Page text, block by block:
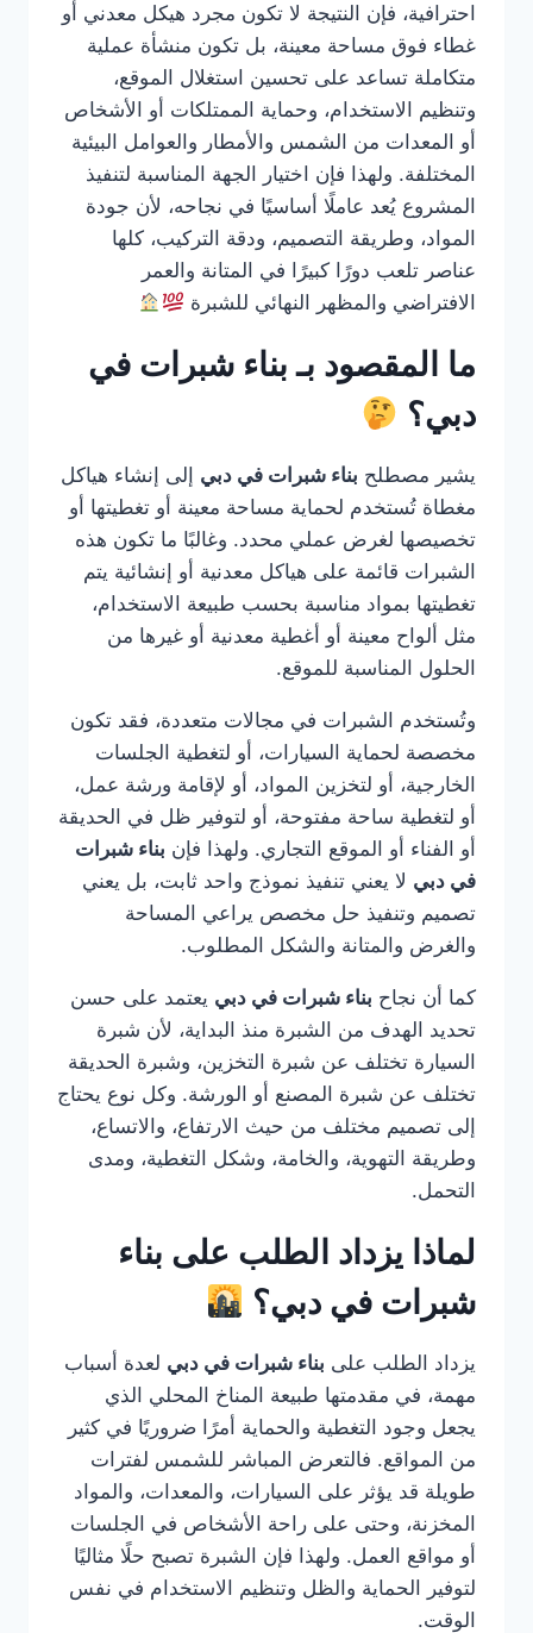
احترافية، فإن النتيجة لا تكون مجرد هيكل معدني أو
غطاء فوق مساحة معينة، بل تكون منشأة عملية
متكاملة تساعد على تحسين استغلال الموقع،
وتنظيم الاستخدام، وحماية الممتلكات أو الأشخاص
أو المعدات من الشمس والأمطار والعوامل البيئية
المختلفة. ولهذا فإن اختيار الجهة المناسبة لتنفيذ
المشروع يُعد عاملًا أساسيًا في نجاحه، لأن جودة
المواد، وطريقة التصميم، ودقة التركيب، كلها
عناصر تلعب دورًا كبيرًا في المتانة والعمر
الافتراضي والمظهر النهائي للشبرة
ما المقصود بـ بناء شبرات في
دبي؟
يشير مصطلح بناء شبرات في دبي إلى إنشاء هياكل
مغطاة تُستخدم لحماية مساحة معينة أو تغطيتها أو
تخصيصها لغرض عملي محدد. وغالبًا ما تكون هذه
الشبرات قائمة على هياكل معدنية أو إنشائية يتم
تغطيتها بمواد مناسبة بحسب طبيعة الاستخدام،
مثل ألواح معينة أو أغطية معدنية أو غيرها من
الحلول المناسبة للموقع.
وتُستخدم الشبرات في مجالات متعددة، فقد تكون
مخصصة لحماية السيارات، أو لتغطية الجلسات
الخارجية، أو لتخزين المواد، أو لإقامة ورشة عمل،
أو لتغطية ساحة مفتوحة، أو لتوفير ظل في الحديقة
أو الفناء أو الموقع التجاري. ولهذا فإن بناء شبرات
في دبي لا يعني تنفيذ نموذج واحد ثابت، بل يعني
تصميم وتنفيذ حل مخصص يراعي المساحة
والغرض والمتانة والشكل المطلوب.
كما أن نجاح بناء شبرات في دبي يعتمد على حسن
تحديد الهدف من الشبرة منذ البداية، لأن شبرة
السيارة تختلف عن شبرة التخزين، وشبرة الحديقة
تختلف عن شبرة المصنع أو الورشة. وكل نوع يحتاج
إلى تصميم مختلف من حيث الارتفاع، والاتساع،
وطريقة التهوية، والخامة، وشكل التغطية، ومدى
التحمل.
لماذا يزداد الطلب على بناء
شبرات في دبي؟
يزداد الطلب على بناء شبرات في دبي لعدة أسباب
مهمة، في مقدمتها طبيعة المناخ المحلي الذي
يجعل وجود التغطية والحماية أمرًا ضروريًا في كثير
من المواقع. فالتعرض المباشر للشمس لفترات
طويلة قد يؤثر على السيارات، والمعدات، والمواد
المخزنة، وحتى على راحة الأشخاص في الجلسات
أو مواقع العمل. ولهذا فإن الشبرة تصبح حلًا مثاليًا
لتوفير الحماية والظل وتنظيم الاستخدام في نفس
الوقت.